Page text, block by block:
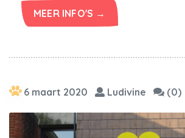
MEER INFO'S →
6 maart 2020 Ludivine (0)